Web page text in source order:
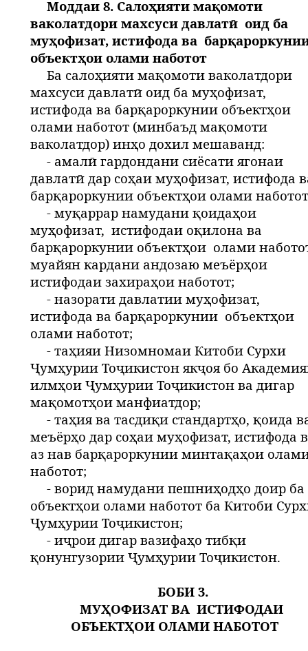
Моддаи 8. Салоҳияти мақомоти
ваколатдори махсуси давлатӣ оид ба
муҳофизат, истифода ва
объектҳои олами наботот
Ба салоҳияти мақомоти ваколатдори
махсуси давлатӣ оид ба муҳофизат,
истифода ва барқароркунии объектҳои
олами наботот (минбаъд мақомоти
ваколатдор) инҳо дохил мешаванд:
- амалӣ гардондани сиёсати ягонаи
давлатӣ дар соҳаи муҳофизат, истифода
барқароркунии объектҳои олами
- муқаррар намудани қоидаҳои
муҳофизат, истифодаи оқилона ва
барқароркунии объектҳои олами
муайян кардани андозаю меъёрҳои
истифодаи захираҳои наботот;
- назорати давлатии муҳофизат,
истифода ва барқароркунии объектҳои
олами наботот;
- таҳияи Низомномаи Китоби Сурхи
Ҷумҳурии Тоҷикистон якҷоя бо
илмҳои Ҷумҳурии Тоҷикистон ва дигар
мақомотҳои манфиатдор;
- таҳия ва тасдиқи стандартҳо, қоида
меъёрҳо дар соҳаи муҳофизат, истифода
аз нав барқароркунии минтақаҳои
наботот;
- ворид намудани пешниҳодҳо доир ба
объектҳои олами наботот ба Китоби
Ҷумҳурии Тоҷикистон;
- иҷрои дигар вазифаҳо тибқи
қонунгузории Ҷумҳурии Тоҷикистон.
БОБИ 3.
МУҲОФИЗАТ ВА ИСТИФОДАИ
ОБЪЕКТҲОИ ОЛАМИ НАБОТОТ